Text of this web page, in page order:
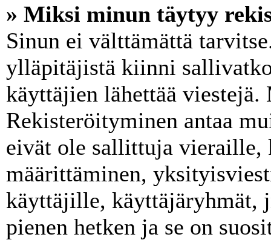
» Miksi minun täytyy
Sinun ei välttämättä
ylläpitäjistä kiinni
käyttäjien lähettää
Rekisteröityminen antaa
eivät ole sallittuja vieraille,
määrittäminen,
käyttäjille, käyttäjäryhmät,
pienen hetken ja se on